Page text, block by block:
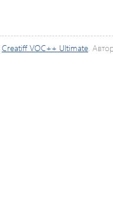
Creatiff VOC++ Ultimate.